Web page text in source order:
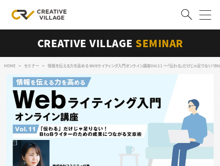
ログイン 会員登録
RECRUIT
クリエイター求人を探す
CREATIVE JOB求人検索
特集求人
採用説明会
転職支援サービス
CONTENTS
CREATIVE VILLAGE SEMINAR
HOME セミナー 情報を伝える力を高める Webライティング入門オンライン講座Vol.11 〜「伝わる」だけじゃ足りない